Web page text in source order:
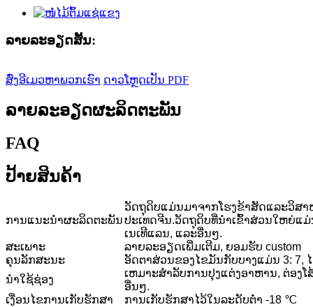
ລາຍ​ລະ​ອຽດ​ສັ້ນ​:
ສົ່ງອີເມວຫາພວກເຮົາ ດາວໂຫຼດເປັນ PDF
ລາຍລະອຽດຜະລິດຕະພັນ
FAQ
ປ້າຍສິນຄ້າ
ການແນະນໍາຜະລິດຕະພັນ
ວັດຖຸດິບແມ່ນມາຈາກໂຮງຂ້າສັດແລະວິສ
ປະເທດຈີນ.ວັດຖຸດິບທີ່ນໍາເຂົ້າສ່ວນໃຫຍ່ແ
ເນເທີແລນ, ແລະອື່ນໆ.
ສະເພາະ
ລາຍລະອຽດເພີ່ມເຕີມ, ຍອມຮັບ custom
ຄຸນ​ລັກ​ສະ​ນະ
ອັດຕາສ່ວນຂອງໄຂມັນກັບບາງແມ່ນ 3: 7,
ນຳໃຊ້ຊ່ອງ
ເຫມາະສໍາລັບການປຸງແຕ່ງອາຫານ, ຕ່ອງ
ອື່ນໆ.
ເງື່ອນໄຂການເກັບຮັກສາ
ການ​ເກັບ​ຮັກ​ສາ​ໄວ້​ໃນ​ລະ​ດັບ​ຕ​່​ໍ​າ -18 ℃​